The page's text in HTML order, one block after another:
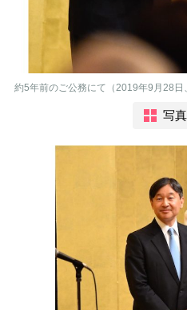
約5年前のご公務にて（2019年9月28日
写